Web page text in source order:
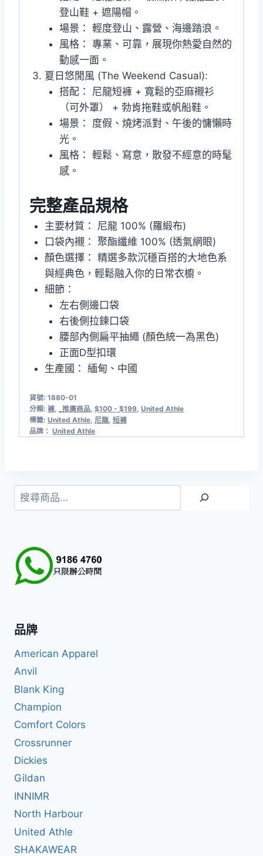
登山鞋 + 遮陽帽。
場景： 輕度登山、露營、海邊踏浪。
風格： 專業、可靠，展現你熱愛自然的
動感一面。
夏日悠閒風 (The Weekend Casual):
搭配： 尼龍短褲 + 寬鬆的亞麻襯衫
（可外罩） + 勃肯拖鞋或帆船鞋。
場景： 度假、燒烤派對、午後的慵懶時
光。
風格： 輕鬆、寫意，散發不經意的時髦
感。
完整產品規格
主要材質： 尼龍 100% (羅緞布)
口袋內襯： 聚酯纖維 100% (透氣網眼)
顏色選擇： 精選多款沉穩百搭的大地色系
與經典色，輕鬆融入你的日常衣櫥。
細節：
左右側邊口袋
右後側拉鍊口袋
腰部內側扁平抽繩 (顏色統一為黑色)
正面D型扣環
生產國： 緬甸、中國
貨號: 1880-01
分類: 褲 _推廣商品 $100 - $199 United Athle
標籤: United Athle 尼龍 短褲
品牌： United Athle
搜
尋
品牌
American Apparel
Anvil
Blank King
Champion
Comfort Colors
Crossrunner
Dickies
Gildan
INNIMR
North Harbour
United Athle
SHAKAWEAR